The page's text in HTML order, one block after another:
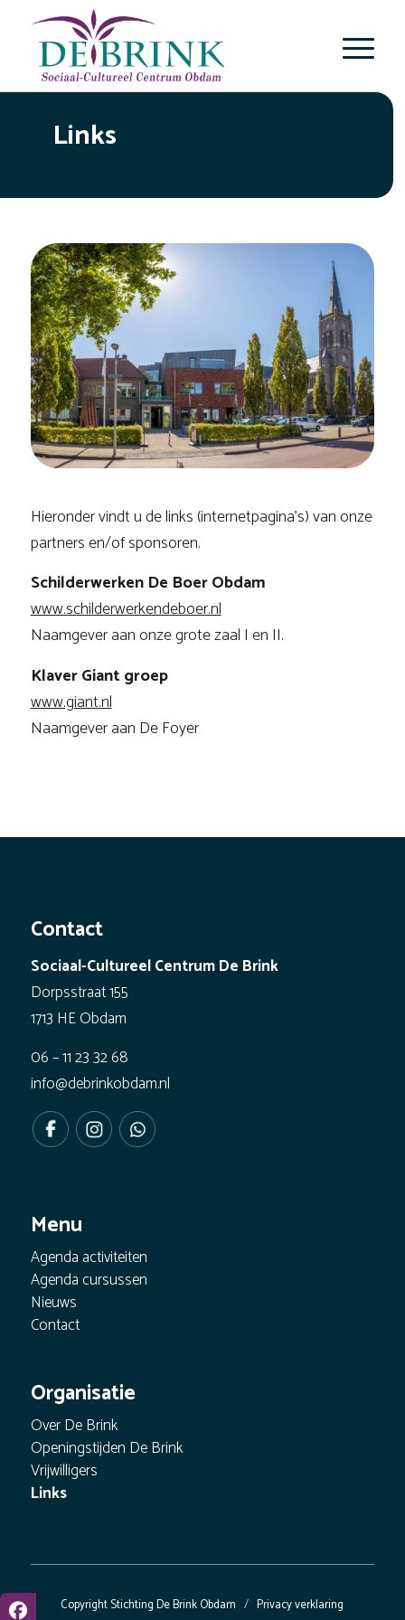
Links
Hieronder vindt u de links (internetpagina’s) van onze
partners en/of sponsoren.
Schilderwerken De Boer Obdam
www.schilderwerkendeboer.nl
Naamgever aan onze grote zaal I en II.
Klaver Giant groep
www.giant.nl
Naamgever aan De Foyer
Contact
Sociaal-Cultureel Centrum De Brink
Dorpsstraat 155
1713 HE Obdam
06 – 11 23 32 68
info@debrinkobdam.nl
Menu
Agenda activiteiten
Agenda cursussen
Nieuws
Contact
Organisatie
Over De Brink
Openingstijden De Brink
Vrijwilligers
Links
Copyright Stichting De Brink Obdam / Privacy verklaring